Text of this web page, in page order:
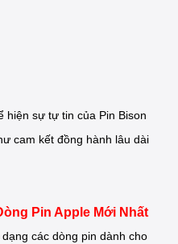
hiện sự tự tin của Pin Bison
cam kết đồng hành lâu dài
Pin Apple Mới Nhất
các dòng pin dành cho